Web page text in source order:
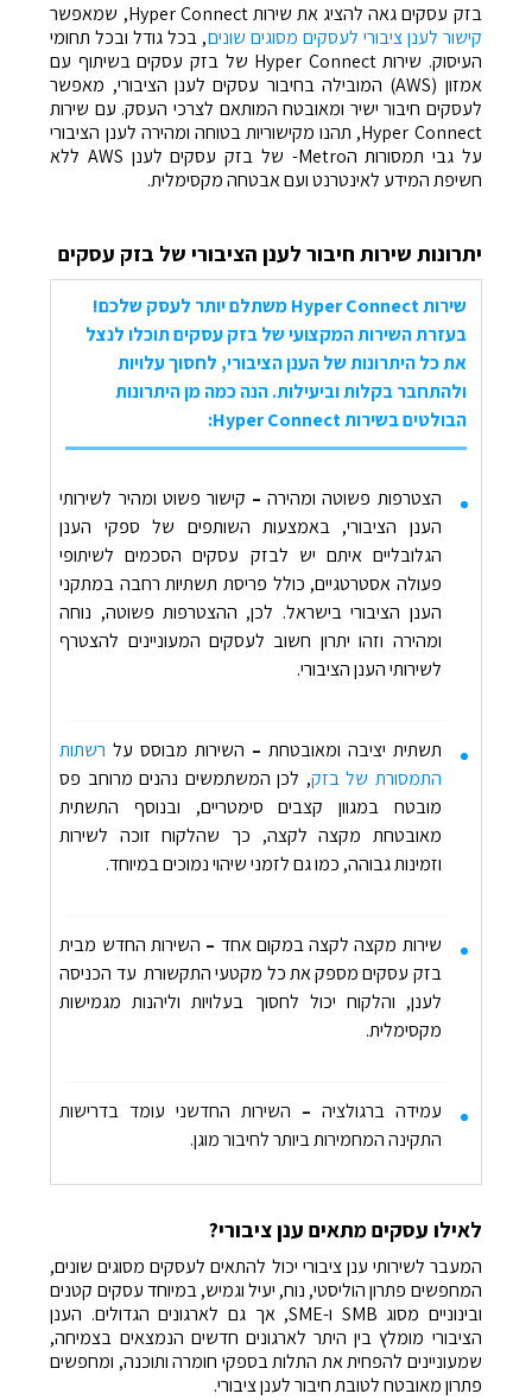
בזק עסקים גאה להציג את שירות Hyper Connect, שמאפשר
קישור לענן ציבורי לעסקים מסוגים שונים, בכל גודל ובכל תחומי
העיסוק. שירות Hyper Connect של בזק עסקים בשיתוף עם
אמזון (AWS) המובילה בחיבור עסקים לענן הציבורי, מאפשר
לעסקים חיבור ישיר ומאובטח המותאם לצרכי העסק. עם שירות
Hyper Connect, תהנו מקישוריות בטוחה ומהירה לענן הציבורי
על גבי תמסורות הMetro- של בזק עסקים לענן AWS ללא
חשיפת המידע לאינטרנט ועם אבטחה מקסימלית.
יתרונות שירות חיבור לענן הציבורי של בזק עסקים
שירות Hyper Connect משתלם יותר לעסק שלכם!
בעזרת השירות המקצועי של בזק עסקים תוכלו לנצל
את כל היתרונות של הענן הציבורי, לחסוך עלויות
ולהתחבר בקלות וביעילות. הנה כמה מן היתרונות
הבולטים בשירות Hyper Connect:
הצטרפות פשוטה ומהירה– קישור פשוט ומהיר לשירותי
הענן הציבורי, באמצעות השותפים של ספקי הענן
הגלובליים איתם יש לבזק עסקים הסכמים לשיתופי
פעולה אסטרטגיים, כולל פריסת תשתיות רחבה במתקני
הענן הציבורי בישראל. לכן, ההצטרפות פשוטה, נוחה
ומהירה וזהו יתרון חשוב לעסקים המעוניינים להצטרף
לשירותי הענן הציבורי.
תשתית יציבה ומאובטחת – השירות מבוסס על רשתות
התמסורת של בזק, לכן המשתמשים נהנים מרוחב פס
מובטח במגוון קצבים סימטריים, ובנוסף התשתית
מאובטחת מקצה לקצה, כך שהלקוח זוכה לשירות
וזמינות גבוהה, כמו גם לזמני שיהוי נמוכים במיוחד.
שירות מקצה לקצה במקום אחד – השירות החדש מבית
בזק עסקים מספק את כל מקטעי התקשורת עד הכניסה
לענן, והלקוח יכול לחסוך בעלויות וליהנות מגמישות
מקסימלית.
עמידה ברגולציה – השירות החדשני עומד בדרישות
התקינה המחמירות ביותר לחיבור מוגן.
לאילו עסקים מתאים ענן ציבורי?
המעבר לשירותי ענן ציבורי יכול להתאים לעסקים מסוגים שונים,
המחפשים פתרון הוליסטי, נוח, יעיל וגמיש, במיוחד עסקים קטנים
ובינוניים מסוג SMB ו-SME, אך גם לארגונים הגדולים. הענן
הציבורי מומלץ בין היתר לארגונים חדשים הנמצאים בצמיחה,
שמעוניינים להפחית את התלות בספקי חומרה ותוכנה, ומחפשים
פתרון מאובטח לטובת חיבור לענן ציבורי.